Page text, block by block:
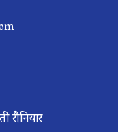
रौनियार